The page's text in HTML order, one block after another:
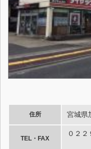
住所 宮城県
TEL・FAX
０２